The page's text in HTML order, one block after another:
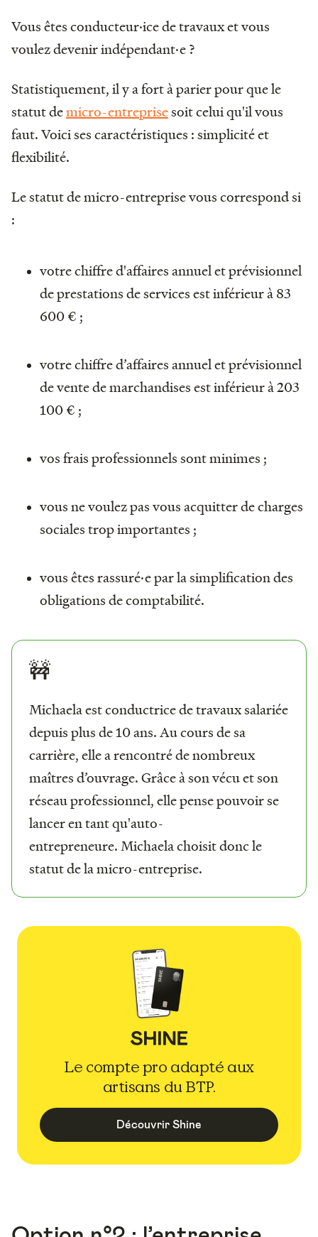
Vous êtes conducteur·ice de travaux et vous
voulez devenir indépendant·e ?
Statistiquement, il y a fort à parier pour que le
statut demicro-entreprisesoit celui qu'il vous
faut. Voici ses caractéristiques : simplicité et
flexibilité.
Le statut de micro-entreprise vous correspond si
:
votre chiffre d'affaires annuel et prévisionnel
de prestations de services est inférieur à 83
600 € ;
votre chiffre d’affaires annuel et prévisionnel
de vente de marchandises est inférieur à 203
100 € ;
vos frais professionnels sont minimes ;
vous ne voulez pas vous acquitter de charges
sociales trop importantes ;
vous êtes rassuré·e par la simplification des
obligations de comptabilité.
🚧
Michaela est conductrice de travaux salariée
depuis plus de 10 ans. Au cours de sa
carrière, elle a rencontré de nombreux
maîtres d’ouvrage. Grâce à son vécu et son
réseau professionnel, elle pense pouvoir se
lancer en tant qu'auto-
entrepreneure. Michaela choisit donc le
statut de la micro-entreprise.
Le compte pro adapté aux
artisans du BTP.
Découvrir Shine